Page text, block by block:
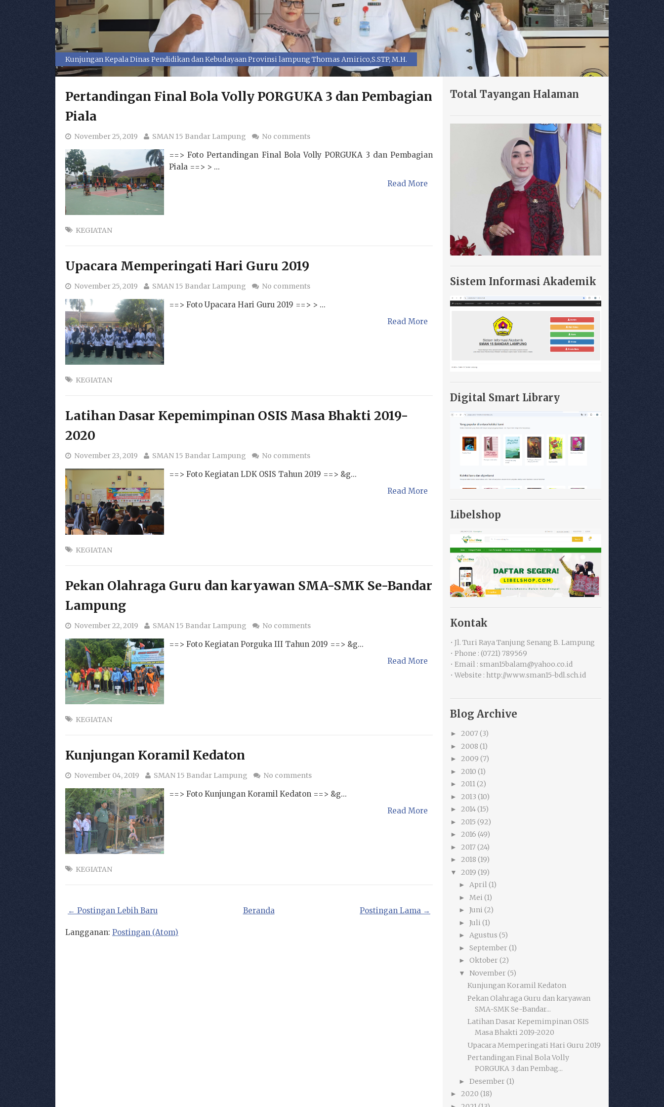
Kunjungan Kepala Dinas Pendidikan dan Kebudayaan Provinsi lampung Thomas Amirico,S.STP, M.H.
Pertandingan Final Bola Volly PORGUKA 3 dan Pembagian
Piala
November 25, 2019 SMAN 15 Bandar Lampung No comments
==> Foto Pertandingan Final Bola Volly PORGUKA 3 dan Pembagian
Piala ==> > ...
Read More
KEGIATAN
Upacara Memperingati Hari Guru 2019
November 25, 2019 SMAN 15 Bandar Lampung No comments
==> Foto Upacara Hari Guru 2019 ==> > ...
Read More
KEGIATAN
Latihan Dasar Kepemimpinan OSIS Masa Bhakti 2019-
2020
November 23, 2019 SMAN 15 Bandar Lampung No comments
==> Foto Kegiatan LDK OSIS Tahun 2019 ==> &g...
Read More
KEGIATAN
Pekan Olahraga Guru dan karyawan SMA-SMK Se-Bandar
Lampung
November 22, 2019 SMAN 15 Bandar Lampung No comments
==> Foto Kegiatan Porguka III Tahun 2019 ==> &g...
Read More
KEGIATAN
Kunjungan Koramil Kedaton
November 04, 2019 SMAN 15 Bandar Lampung No comments
==> Foto Kunjungan Koramil Kedaton ==> &g...
Read More
KEGIATAN
← Postingan Lebih Baru Postingan Lama →
Beranda
Langganan: Postingan (Atom)
Total Tayangan Halaman
Sistem Informasi Akademik
Digital Smart Library
Libelshop
Kontak
• Jl. Turi Raya Tanjung Senang B. Lampung
• Phone : (0721) 789569
• Email : sman15balam@yahoo.co.id
• Website : http://www.sman15-bdl.sch.id
Blog Archive
► 2007 (3)
► 2008 (1)
► 2009 (7)
► 2010 (1)
► 2011(2)
► 2013 (10)
► 2014(15)
► 2015 (92)
► 2016 (49)
► 2017 (24)
► 2018 (19)
▼ 2019 (19)
► April(1)
► Mei (1)
► Juni (2)
► Juli (1)
► Agustus (5)
► September (1)
► Oktober (2)
▼ November (5)
Kunjungan Koramil Kedaton
Pekan Olahraga Guru dan karyawan
SMA-SMK Se-Bandar...
Latihan Dasar Kepemimpinan OSIS
Masa Bhakti 2019-2020
Upacara Memperingati Hari Guru 2019
Pertandingan Final Bola Volly
PORGUKA 3 dan Pembag...
► Desember (1)
► 2020 (18)